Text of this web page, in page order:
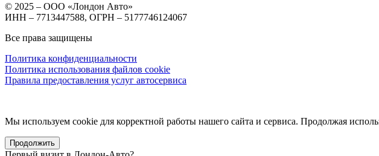
© 2025 – ООО «Лондон Авто»
ИНН – 7713447588, ОГРН – 5177746124067
Все права защищены
Политика конфиденциальности
Политика использования файлов cookie
Правила предоставления услуг автосервиса
Мы используем cookie для корректной работы нашего сайта и сервиса. Продолжая
Продолжить